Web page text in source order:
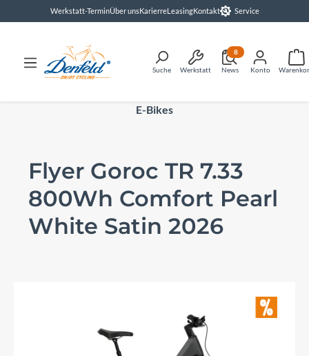
springenWerkstatt-TerminÜber unsKarierreLeasingKontakt Service
Suche Werkstatt News
8
Konto
E-Bikes
Flyer Goroc TR 7.33
800Wh Comfort Pearl
White Satin 2026